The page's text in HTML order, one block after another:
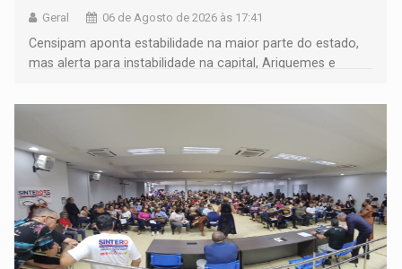
Geral 06 de Agosto de 2026 às 17:41
Censipam aponta estabilidade na maior parte do estado,
mas alerta para instabilidade na capital, Ariquemes e